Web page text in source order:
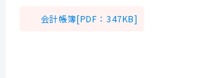
会計帳簿[PDF：347KB]